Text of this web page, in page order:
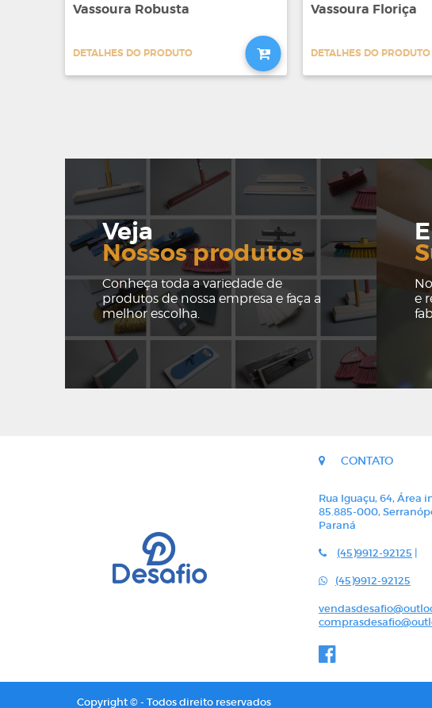
Vassoura Robusta
DETALHES DO PRODUTO
Vassoura Floriça
DETALHES DO PRODUTO
Veja
Nossos produtos
Conheça toda a variedade de
produtos de nossa empresa e faça a
melhor escolha.
e
CONTATO
Rua Iguaçu, 64, Área
85.885-000,
Paraná
(45)9912-92125 |
(45)9912-92125
Copyright © - Todos direito reservados